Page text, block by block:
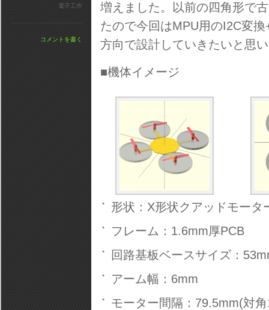
増えました。以前の四角形で
たので今回はMPU用のI2C変
方向で設計していきたいと思
■機体イメージ
形状：X形状クアッドモータ
フレーム：1.6mm厚PCB
回路基板ベースサイズ：
アーム幅：6mm
モーター間隔：79.5mm(対
電子工作
コメントを書く